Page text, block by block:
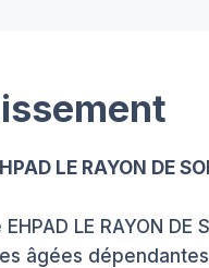
LE RAYON DE
LE RAYON
âgées